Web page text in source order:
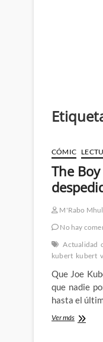
CÓMIC
The
M'Rabo
No hay
Actualidad
kubert kubert
Que Joe
que nadie
hasta el
Ver másThe